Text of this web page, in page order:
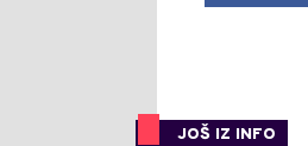
JOŠ IZ INFO